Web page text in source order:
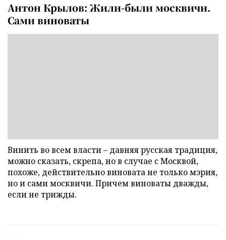
Антон Крылов: Жили-были москвичи.
Сами виноваты
Винить во всем власти – давняя русская традиция,
можно сказать, скрепа, но в случае с Москвой,
похоже, действительно виновата не только мэрия,
но и сами москвичи. Причем виноваты дважды,
если не трижды.